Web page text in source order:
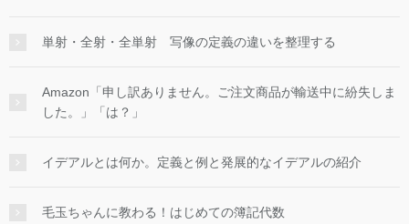
単射・全射・全単射 写像の定義の違いを整理する
Amazon「申し訳ありません。ご注文商品が輸送中に紛失しま
した。」「は？」
イデアルとは何か。定義と例と発展的なイデアルの紹介
毛玉ちゃんに教わる！はじめての簿記代数